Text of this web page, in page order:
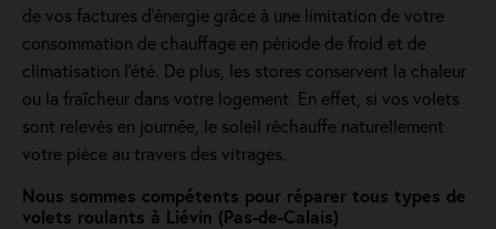
de vos factures d’énergie grâce à une limitation de votre
consommation de chauffage en période de froid et de
climatisation l’été. De plus, les stores conservent la chaleur
ou la fraîcheur dans votre logement. En effet, si vos volets
sont relevés en journée, le soleil réchauffe naturellement
votre pièce au travers des vitrages.
Nous sommes compétents pour réparer tous types de
volets roulants à Liévin (Pas-de-Calais)